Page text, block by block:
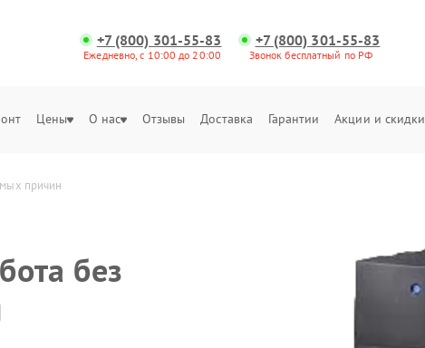
+7 (800) 301-55-83
Ежедневно, с 10:00 до 20:00
+7 (800) 301-55-83
Звонок бесплатный по РФ
Цены О нас Отзывы Доставка Гарантии Акции и скидки
причин
без